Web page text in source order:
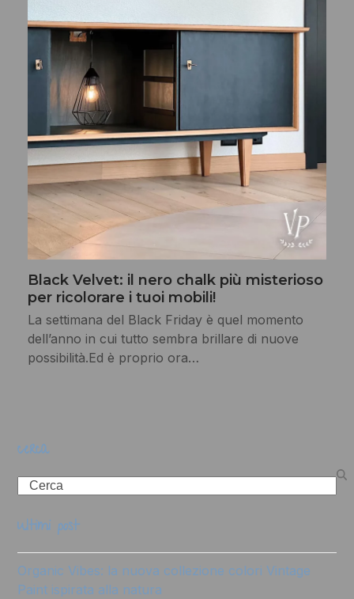
Black Velvet: il nero chalk più misterioso
per ricolorare i tuoi mobili!
La settimana del Black Friday è quel momento
dell’anno in cui tutto sembra brillare di nuove
possibilità.Ed è proprio ora…
cerca
Search
ultimi post
Organic Vibes: la nuova collezione colori Vintage
Paint ispirata alla natura